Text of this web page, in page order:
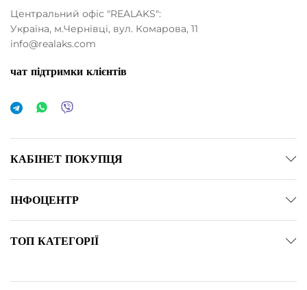
Центральний офіс "REALAKS":
Україна, м.Чернівці, вул. Комарова, 11
info@realaks.com
чат підтримки клієнтів
КАБІНЕТ ПОКУПЦЯ
ІНФОЦЕНТР
ТОП КАТЕГОРІЇ